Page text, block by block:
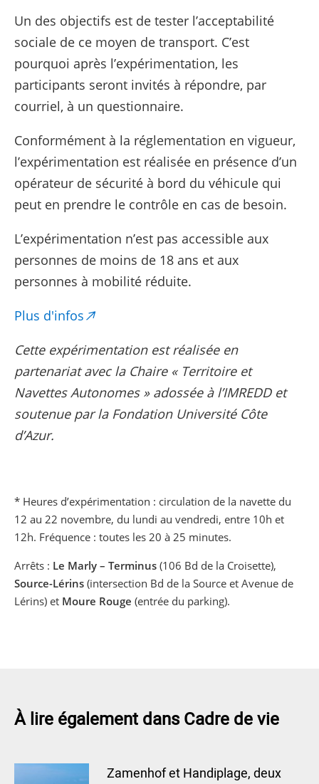
Un des objectifs est de tester l’acceptabilité
sociale de ce moyen de transport. C’est
pourquoi après l’expérimentation, les
participants seront invités à répondre, par
courriel, à un questionnaire.
Conformément à la réglementation en vigueur,
l’expérimentation est réalisée en présence d’un
opérateur de sécurité à bord du véhicule qui
peut en prendre le contrôle en cas de besoin.
L’expérimentation n’est pas accessible aux
personnes de moins de 18 ans et aux
personnes à mobilité réduite.
Plus d'infos
Cette expérimentation est réalisée en
partenariat avec la Chaire « Territoire et
Navettes Autonomes » adossée à l’IMREDD et
soutenue par la Fondation Université Côte
d’Azur.
* Heures d’expérimentation : circulation de la navette du
12 au 22 novembre, du lundi au vendredi, entre 10h et
12h. Fréquence : toutes les 20 à 25 minutes.
Arrêts : Le Marly – Terminus (106 Bd de la Croisette),
Source-Lérins (intersection Bd de la Source et Avenue de
Lérins) et Moure Rouge (entrée du parking).
À lire également dans Cadre de vie
Zamenhof et Handiplage, deux